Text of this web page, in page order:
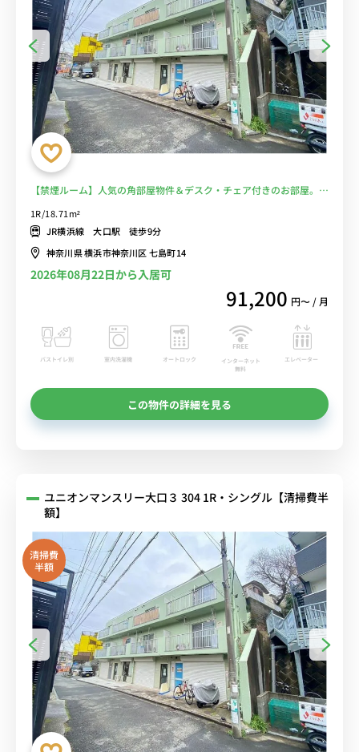
【禁煙ルーム】人気の角部屋物件＆デスク・チェア付きのお部屋。大
クセス可能■選べるWi-Fi格安レンタル中！
1R/18.71m²
JR横浜線 大口駅 徒歩9分
神奈川県 横浜市神奈川区 七島町14
2026年08月22日から入居可
91,200 円〜 / 月
バストイレ別 室内洗濯機 オートロック
インターネット
無料
エレベーター
この物件の詳細を見る
ユニオンマンスリー大口３ 304 1R・シングル【清掃費半
額】
清掃費
半額